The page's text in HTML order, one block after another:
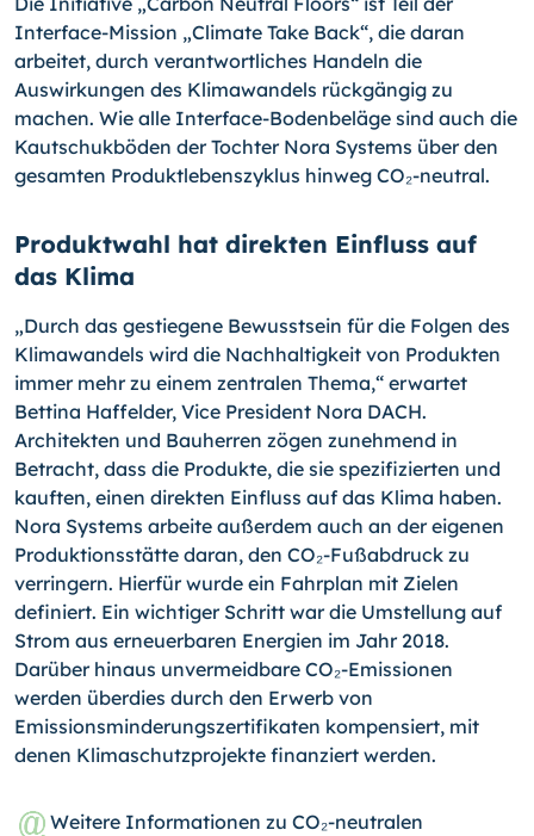
Interface-Mission „Climate Take Back“, die daran
arbeitet, durch verantwortliches Handeln die
Auswirkungen des Klimawandels rückgängig zu
machen. Wie alle Interface-Bodenbeläge sind auch die
Kautschukböden der Tochter Nora Systems über den
gesamten Produktlebenszyklus hinweg CO₂-neutral.
Produktwahl hat direkten Einfluss auf
das Klima
„Durch das gestiegene Bewusstsein für die Folgen des
Klimawandels wird die Nachhaltigkeit von Produkten
immer mehr zu einem zentralen Thema,“ erwartet
Bettina Haffelder, Vice President Nora DACH.
Architekten und Bauherren zögen zunehmend in
Betracht, dass die Produkte, die sie spezifizierten und
kauften, einen direkten Einfluss auf das Klima haben.
Nora Systems arbeite außerdem auch an der eigenen
Produktionsstätte daran, den CO₂-Fußabdruck zu
verringern. Hierfür wurde ein Fahrplan mit Zielen
definiert. Ein wichtiger Schritt war die Umstellung auf
Strom aus erneuerbaren Energien im Jahr 2018.
Darüber hinaus unvermeidbare CO₂-Emissionen
werden überdies durch den Erwerb von
Emissionsminderungszertifikaten kompensiert, mit
denen Klimaschutzprojekte finanziert werden.
Weitere Informationen zu CO₂-neutralen